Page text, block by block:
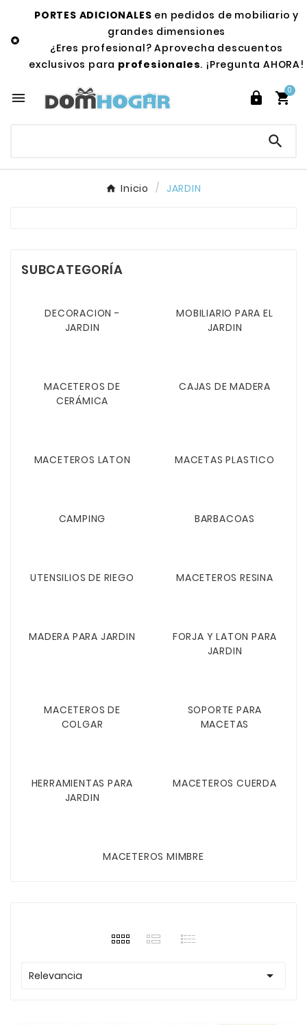

PORTES ADICIONALES en pedidos de mobiliario y
grandes dimensiones
¿Eres profesional? Aprovecha descuentos
exclusivos para profesionales. ¡Pregunta AHORA!
  
0

Inicio JARDIN
SUBCATEGORÍA
DECORACION -
JARDIN
MOBILIARIO PARA EL
JARDIN
MACETEROS DE
CERÁMICA
CAJAS DE MADERA
MACETEROS LATON MACETAS PLASTICO
CAMPING BARBACOAS
UTENSILIOS DE RIEGO MACETEROS RESINA
MADERA PARA JARDIN
FORJA Y LATON PARA
JARDIN
MACETEROS DE
COLGAR
SOPORTE PARA
MACETAS
HERRAMIENTAS PARA
JARDIN
MACETEROS CUERDA
MACETEROS MIMBRE
Relevancia 